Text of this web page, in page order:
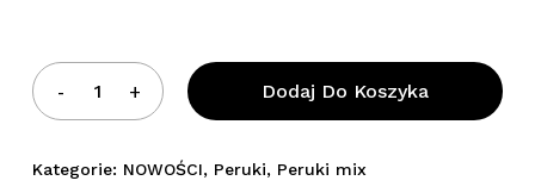
Dodaj Do Koszyka
Kategorie: NOWOŚCI, Peruki, Peruki mix